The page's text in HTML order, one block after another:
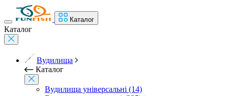
Каталог
Каталог
Вудилища
Каталог
Вудилища універсальні (14)